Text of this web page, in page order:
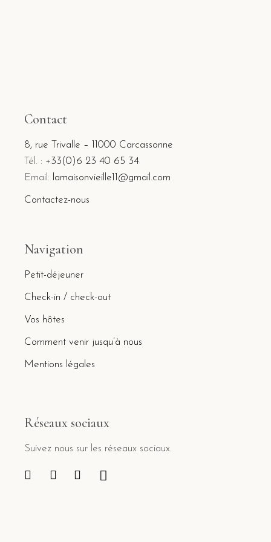
Contact
8, rue Trivalle – 11000 Carcassonne
Tél. : +33(0)6 23 40 65 34
Email: lamaisonvieille11@gmail.com
Contactez-nous
Navigation
Petit-déjeuner
Check-in / check-out
Vos hôtes
Comment venir jusqu’à nous
Mentions légales
Réseaux sociaux
Suivez nous sur les réseaux sociaux.